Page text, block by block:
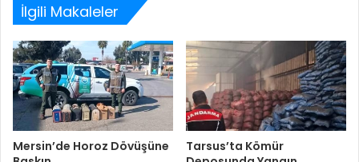
İlgili Makaleler
Mersin’de Horoz Dövüşüne
Tarsus’ta Kömür